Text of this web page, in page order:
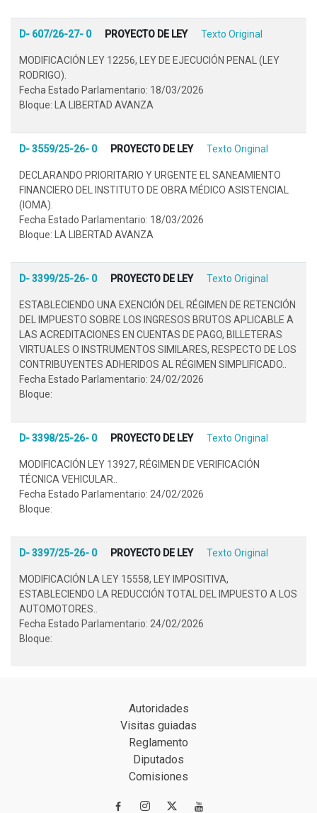
D- 607/26-27- 0 PROYECTO DE LEY Texto Original
MODIFICACIÓN LEY 12256, LEY DE EJECUCIÓN PENAL (LEY
RODRIGO).
Fecha Estado Parlamentario: 18/03/2026
Bloque: LA LIBERTAD AVANZA
D- 3559/25-26- 0 PROYECTO DE LEY Texto Original
DECLARANDO PRIORITARIO Y URGENTE EL SANEAMIENTO
FINANCIERO DEL INSTITUTO DE OBRA MÉDICO ASISTENCIAL
(IOMA).
Fecha Estado Parlamentario: 18/03/2026
Bloque: LA LIBERTAD AVANZA
D- 3399/25-26- 0 PROYECTO DE LEY Texto Original
ESTABLECIENDO UNA EXENCIÓN DEL RÉGIMEN DE RETENCIÓN
DEL IMPUESTO SOBRE LOS INGRESOS BRUTOS APLICABLE A
LAS ACREDITACIONES EN CUENTAS DE PAGO, BILLETERAS
VIRTUALES O INSTRUMENTOS SIMILARES, RESPECTO DE LOS
CONTRIBUYENTES ADHERIDOS AL RÉGIMEN SIMPLIFICADO..
Fecha Estado Parlamentario: 24/02/2026
Bloque:
D- 3398/25-26- 0 PROYECTO DE LEY Texto Original
MODIFICACIÓN LEY 13927, RÉGIMEN DE VERIFICACIÓN
TÉCNICA VEHICULAR..
Fecha Estado Parlamentario: 24/02/2026
Bloque:
D- 3397/25-26- 0 PROYECTO DE LEY Texto Original
MODIFICACIÓN LA LEY 15558, LEY IMPOSITIVA,
ESTABLECIENDO LA REDUCCIÓN TOTAL DEL IMPUESTO A LOS
AUTOMOTORES..
Fecha Estado Parlamentario: 24/02/2026
Bloque:
Autoridades
Visitas guiadas
Reglamento
Diputados
Comisiones
 